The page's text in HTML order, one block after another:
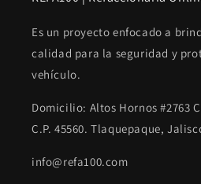
Es un proyecto enfocado a
calidad para la seguridad y
vehículo.
Domicilio: Altos Hornos #2763
C.P. 45560. Tlaquepaque,
info@refa100.com